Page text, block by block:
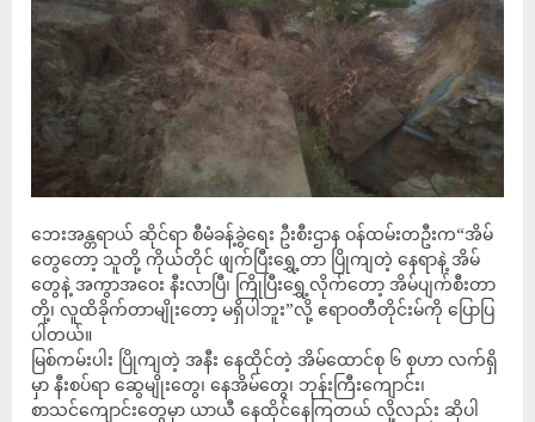
ဘေးအန္တရာယ် ဆိုင်ရာ စီမံခန့်ခွဲရေး ဦးစီးဌာန ဝန်ထမ်းတဦးက“အိမ်
တွေတော့ သူတို့ ကိုယ်တိုင် ဖျက်ပြီးရွှေ့တာ ပြိုကျတဲ့ နေရာနဲ့ အိမ်
တွေနဲ့ အကွာအဝေး နီးလာပြီ၊ ကြိုပြီးရွှေ့လိုက်တော့ အိမ်ပျက်စီးတာ
တို့၊ လူထိခိုက်တာမျိုးတော့ မရှိပါဘူး”လို့ ဧရာဝတီတိုင်းမ်ကို ပြောပြ
ပါတယ်။
မြစ်ကမ်းပါး ပြိုကျတဲ့ အနီး နေထိုင်တဲ့ အိမ်ထောင်စု ၆ စုဟာ လက်ရှိ
မှာ နီးစပ်ရာ ဆွေမျိုးတွေ၊ နေအိမ်တွေ၊ ဘုန်းကြီးကျောင်း၊
စာသင်ကျောင်းတွေမှာ ယာယီ နေထိုင်နေကြတယ် လို့လည်း ဆိုပါ